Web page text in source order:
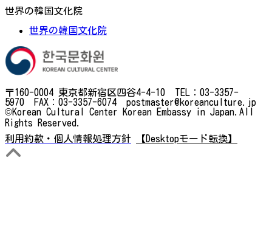
世界の韓国文化院
世界の韓国文化院
〒160-0004 東京都新宿区四谷4-4-10 TEL：03-3357-
5970 FAX：03-3357-6074 postmaster@koreanculture.jp
©Korean Cultural Center Korean Embassy in Japan.All
Rights Reserved.
利用約款・個人情報処理方針
【Desktopモード転換】